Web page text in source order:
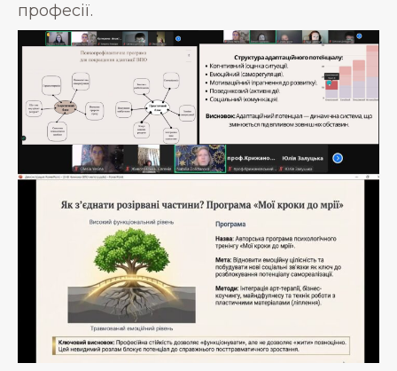
професії.